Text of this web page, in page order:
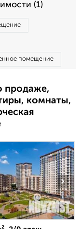
(1)
помещение
продаже,
комнаты,
›